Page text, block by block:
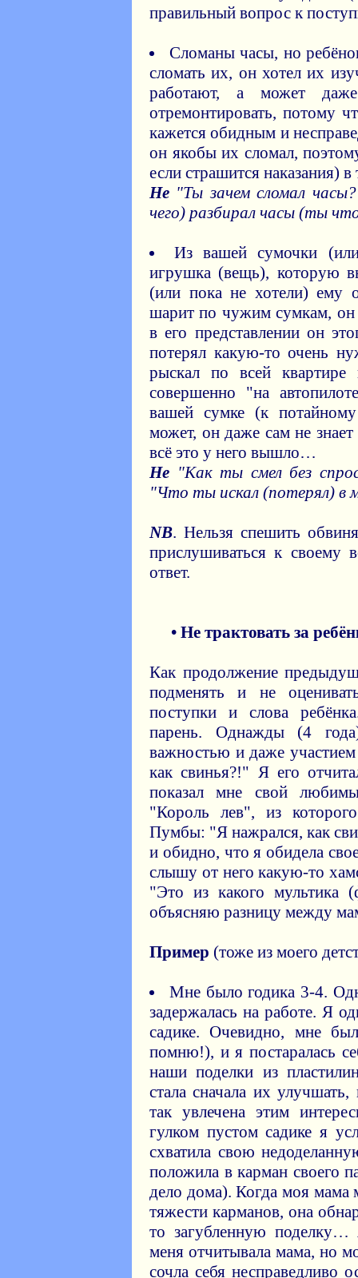
правильный вопрос к
Сломаны часы, но
сломать их, он хотел их
работают, а может
отремонтировать, потому
кажется обидным и
он якобы их сломал,
если страшится наказания)
Не "Ты зачем сломал
чего) разбирал часы (ты
Из вашей сумочки
игрушка (вещь), которую
(или пока не хотели) ему
шарит по чужим сумкам,
в его представлении он
потерял какую-то очень
рыскал по всей
совершенно "на
вашей сумке (к
может, он даже сам не
всё это у него вышло…
Не "Как ты смел без
"Что ты искал (потерял) в
NB. Нельзя спешить
прислушиваться к своему
ответ.
• Не трактовать за
Как продолжение
подменять и не
поступки и слова
парень. Однажды (4
важностью и даже
как свинья?!" Я его
показал мне свой
"Король лев", из
Пумбы: "Я нажрался, как
и обидно, что я обидела
слышу от него какую-то
"Это из какого
объясняю разницу между
Пример (тоже из моего
Мне было годика 3-4.
задержалась на работе. Я
садике. Очевидно, мне
помню!), и я постаралась
наши поделки из
стала сначала их
так увлечена этим
гулком пустом садике я
схватила свою
положила в карман своего
дело дома). Когда моя мама
тяжести карманов, она
то загубленную
меня отчитывала мама, но
сочла себя несправедливо